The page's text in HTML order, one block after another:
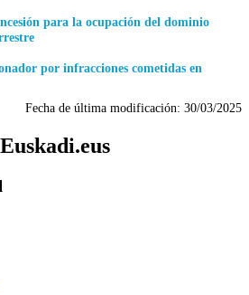
para la ocupación del dominio
por infracciones cometidas en
Fecha de última modificación: 30/03/2025